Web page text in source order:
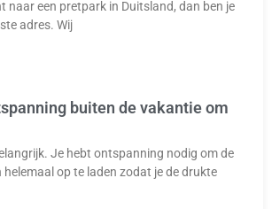
naar een pretpark in Duitsland, dan ben je
adres. Wij
buiten de vakantie om
Je hebt ontspanning nodig om de
helemaal op te laden zodat je de drukte